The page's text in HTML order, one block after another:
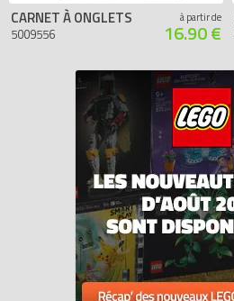
CARNET À ONGLETS
5009556
à partir de
16.90 €